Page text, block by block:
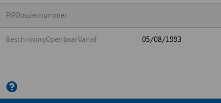
PiPDossiernummer
BeschrijvingOpenbaarVanaf 05/08/1993